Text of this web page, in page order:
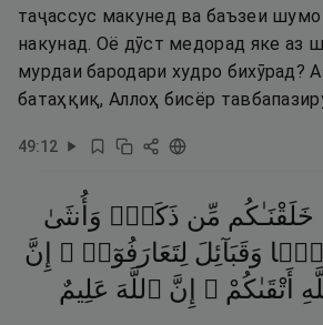
таҷассус макунед ва баъзеи шумо
накунад. Оё дӯст медорад яке аз
мурдаи бародари худро бихӯрад?
батаҳқиқ, Аллоҳ бисёр
49:12
خَلَقْنَـٰكُم مِّن ذَكَرٍۢ وَأُنثَىٰ
وَقَبَآئِلَ لِتَعَارَفُوٓا۟ ۚ
إِنَّ
أَتْقَىٰكُمْ ۚ إِنَّ ٱللَّهَ عَلِيمٌ